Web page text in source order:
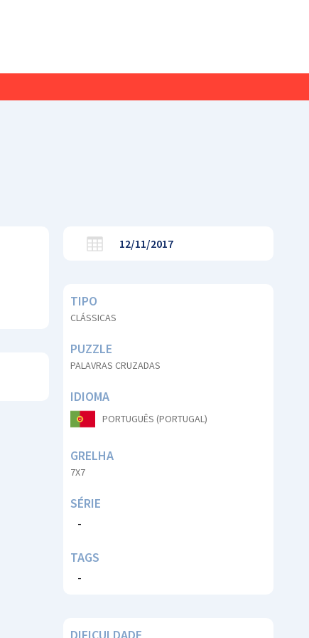
12/11/2017
TIPO
CLÁSSICAS
PUZZLE
PALAVRAS CRUZADAS
IDIOMA
PORTUGUÊS (PORTUGAL)
GRELHA
7X7
SÉRIE
-
TAGS
-